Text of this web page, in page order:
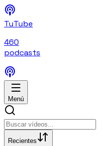
TuTube
460
podcasts
Menú
Recientes